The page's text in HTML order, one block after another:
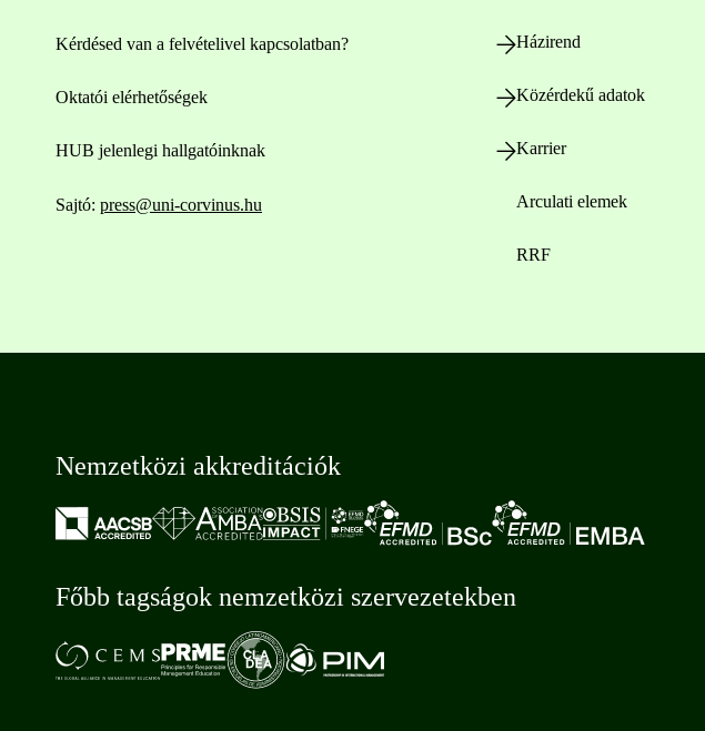
Kérdésed van a felvételivel kapcsolatban?
Oktatói elérhetőségek
HUB jelenlegi hallgatóinknak
Sajtó: press@uni-corvinus.hu
Házirend
Közérdekű adatok
Karrier
Arculati elemek
RRF
Nemzetközi akkreditációk
Főbb tagságok nemzetközi szervezetekben